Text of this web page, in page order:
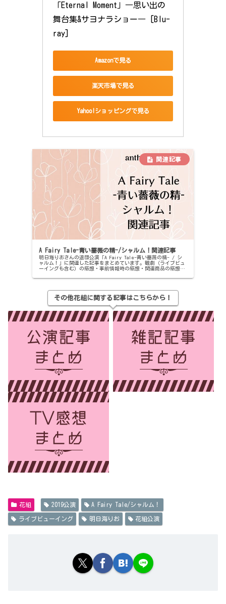
「Eternal Moment」―思い出の
舞台集&サヨナラショー― [Blu-
ray]
Amazonで見る
楽天市場で見る
Yahoo!ショッピングで見る
A Fairy Tale-青い薔薇の精-/シャルム！関連記事
明日海りおさんの退団公演「A Fairy Tale-青い薔薇の精- / シ
ャルム！」に関連した記事をまとめています。観劇（ライブビュ
ーイングも含む）の感想・事前情報時の感想・関連商品の感想な
その他花組に関する記事はこちらから！
花組 2019公演 A Fairy Tale/シャルム！
ライブビューイング 明日海りお 花組公演